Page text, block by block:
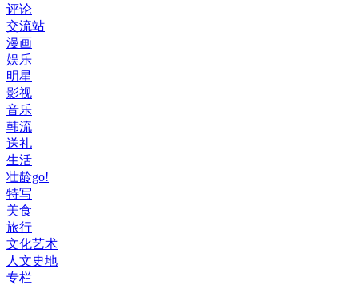
评论
交流站
漫画
娱乐
明星
影视
音乐
韩流
送礼
生活
壮龄go!
特写
美食
旅行
文化艺术
人文史地
专栏